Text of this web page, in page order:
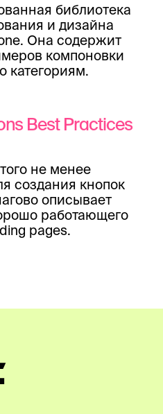
библиотека
и дизайна
Она содержит
компоновки
категориям.
Best Practices
не менее
создания кнопок
описывает
работающего
pages.